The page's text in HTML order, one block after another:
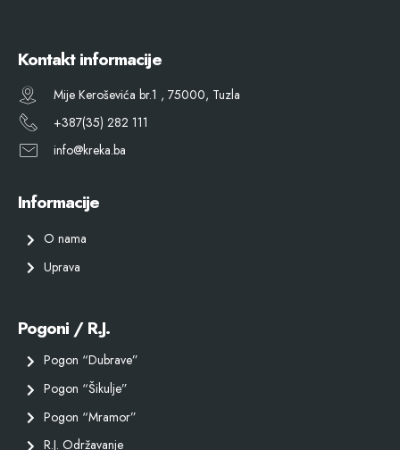
Kontakt informacije
Mije Keroševića br.1 , 75000, Tuzla
+387(35) 282 111
info@kreka.ba
Informacije
O nama
Uprava
Pogoni / R.J.
Pogon “Dubrave”
Pogon “Šikulje”
Pogon “Mramor”
R.J. Održavanje